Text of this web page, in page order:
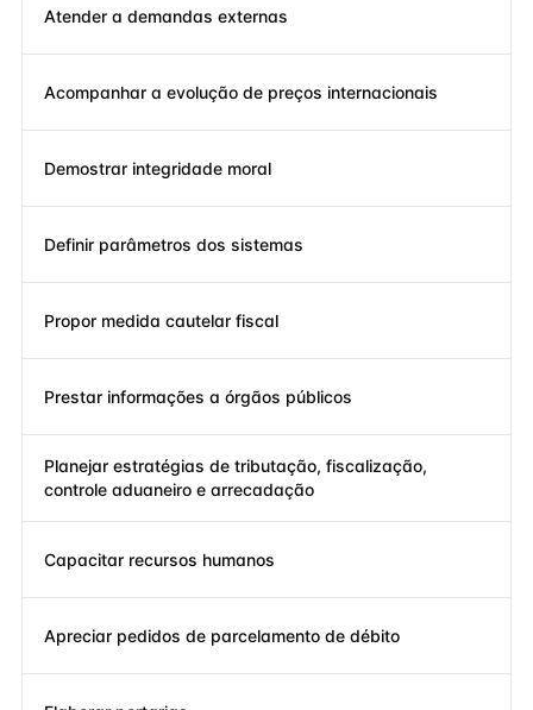
Atender a demandas externas
Acompanhar a evolução de preços internacionais
Demostrar integridade moral
Definir parâmetros dos sistemas
Propor medida cautelar fiscal
Prestar informações a órgãos públicos
Planejar estratégias de tributação, fiscalização,
controle aduaneiro e arrecadação
Capacitar recursos humanos
Apreciar pedidos de parcelamento de débito